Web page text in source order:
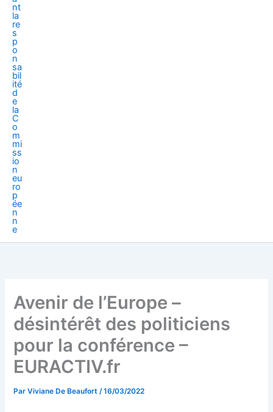
Avenir de l’Europe –
désintérêt des politiciens
pour la conférence –
EURACTIV.fr
ParViviane De Beaufort/16/03/2022